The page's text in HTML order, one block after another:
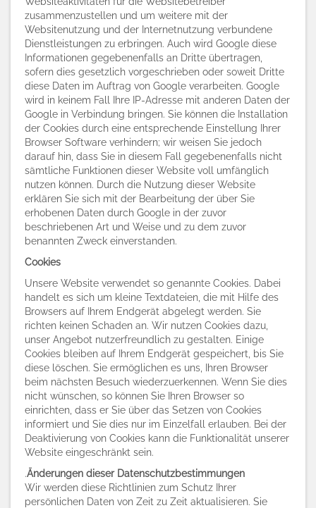
zusammenzustellen und um weitere mit der
Websitenutzung und der Internetnutzung verbundene
Dienstleistungen zu erbringen. Auch wird Google diese
Informationen gegebenenfalls an Dritte übertragen,
sofern dies gesetzlich vorgeschrieben oder soweit Dritte
diese Daten im Auftrag von Google verarbeiten. Google
wird in keinem Fall Ihre IP-Adresse mit anderen Daten der
Google in Verbindung bringen. Sie können die Installation
der Cookies durch eine entsprechende Einstellung Ihrer
Browser Software verhindern; wir weisen Sie jedoch
darauf hin, dass Sie in diesem Fall gegebenenfalls nicht
sämtliche Funktionen dieser Website voll umfänglich
nutzen können. Durch die Nutzung dieser Website
erklären Sie sich mit der Bearbeitung der über Sie
erhobenen Daten durch Google in der zuvor
beschriebenen Art und Weise und zu dem zuvor
benannten Zweck einverstanden.
Cookies
Unsere Website verwendet so genannte Cookies. Dabei
handelt es sich um kleine Textdateien, die mit Hilfe des
Browsers auf Ihrem Endgerät abgelegt werden. Sie
richten keinen Schaden an. Wir nutzen Cookies dazu,
unser Angebot nutzerfreundlich zu gestalten. Einige
Cookies bleiben auf Ihrem Endgerät gespeichert, bis Sie
diese löschen. Sie ermöglichen es uns, Ihren Browser
beim nächsten Besuch wiederzuerkennen. Wenn Sie dies
nicht wünschen, so können Sie Ihren Browser so
einrichten, dass er Sie über das Setzen von Cookies
informiert und Sie dies nur im Einzelfall erlauben. Bei der
Deaktivierung von Cookies kann die Funktionalität unserer
Website eingeschränkt sein.
.Änderungen dieser Datenschutzbestimmungen
Wir werden diese Richtlinien zum Schutz Ihrer
persönlichen Daten von Zeit zu Zeit aktualisieren. Sie